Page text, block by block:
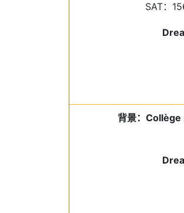
SAT：
背景：Collège